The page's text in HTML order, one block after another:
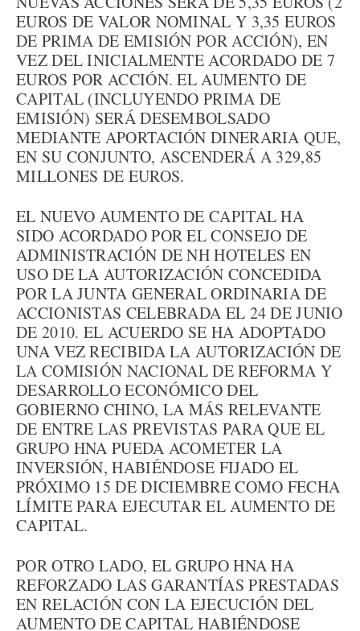
EUROS DE VALOR NOMINAL Y 3,35 EUROS
DE PRIMA DE EMISIÓN POR ACCIÓN), EN
VEZ DEL INICIALMENTE ACORDADO DE 7
EUROS POR ACCIÓN. EL AUMENTO DE
CAPITAL (INCLUYENDO PRIMA DE
EMISIÓN) SERÁ DESEMBOLSADO
MEDIANTE APORTACIÓN DINERARIA QUE,
EN SU CONJUNTO, ASCENDERÁ A 329,85
MILLONES DE EUROS.
EL NUEVO AUMENTO DE CAPITAL HA
SIDO ACORDADO POR EL CONSEJO DE
ADMINISTRACIÓN DE NH HOTELES EN
USO DE LA AUTORIZACIÓN CONCEDIDA
POR LA JUNTA GENERAL ORDINARIA DE
ACCIONISTAS CELEBRADA EL 24 DE JUNIO
DE 2010. EL ACUERDO SE HA ADOPTADO
UNA VEZ RECIBIDA LA AUTORIZACIÓN DE
LA COMISIÓN NACIONAL DE REFORMA Y
DESARROLLO ECONÓMICO DEL
GOBIERNO CHINO, LA MÁS RELEVANTE
DE ENTRE LAS PREVISTAS PARA QUE EL
GRUPO HNA PUEDA ACOMETER LA
INVERSIÓN, HABIÉNDOSE FIJADO EL
PRÓXIMO 15 DE DICIEMBRE COMO FECHA
LÍMITE PARA EJECUTAR EL AUMENTO DE
CAPITAL.
POR OTRO LADO, EL GRUPO HNA HA
REFORZADO LAS GARANTÍAS PRESTADAS
EN RELACIÓN CON LA EJECUCIÓN DEL
AUMENTO DE CAPITAL HABIÉNDOSE